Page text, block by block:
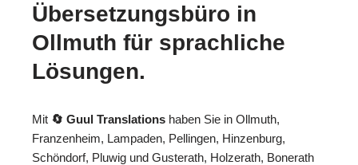
Übersetzungsbüro in
Ollmuth für sprachliche
Lösungen.
Mit 🔄 Guul Translations haben Sie in Ollmuth,
Franzenheim, Lampaden, Pellingen, Hinzenburg,
Schöndorf, Pluwig und Gusterath, Holzerath, Bonerath